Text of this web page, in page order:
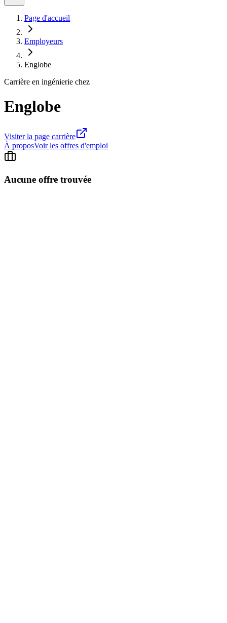
Page d'accueil
Employeurs
Englobe
Carrière en ingénierie chez
Englobe
Visiter la page carrière
À proposVoir les offres d'emploi
Aucune offre trouvée